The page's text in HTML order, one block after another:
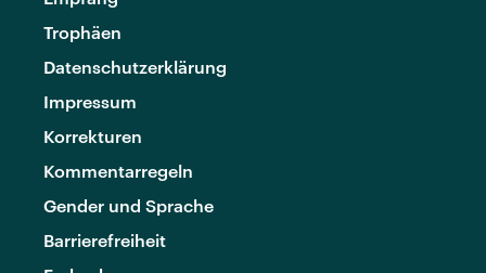
Trophäen
Datenschutzerklärung
Impressum
Korrekturen
Kommentarregeln
Gender und Sprache
Barrierefreiheit